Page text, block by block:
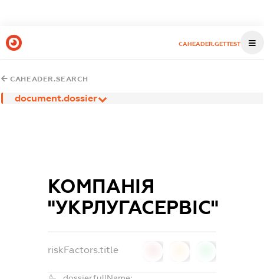
CAHEADER.GETTEST
CAHEADER.SEARCH
document.dossier
КОМПАНІЯ
"УКРЛУГАСЕРВІС"
riskFactors.title